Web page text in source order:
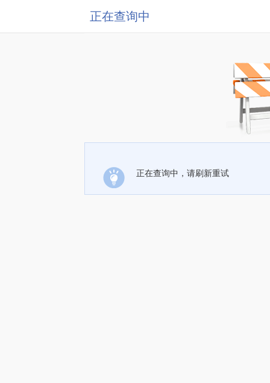
正在查询中
正在查询中，请刷新重试